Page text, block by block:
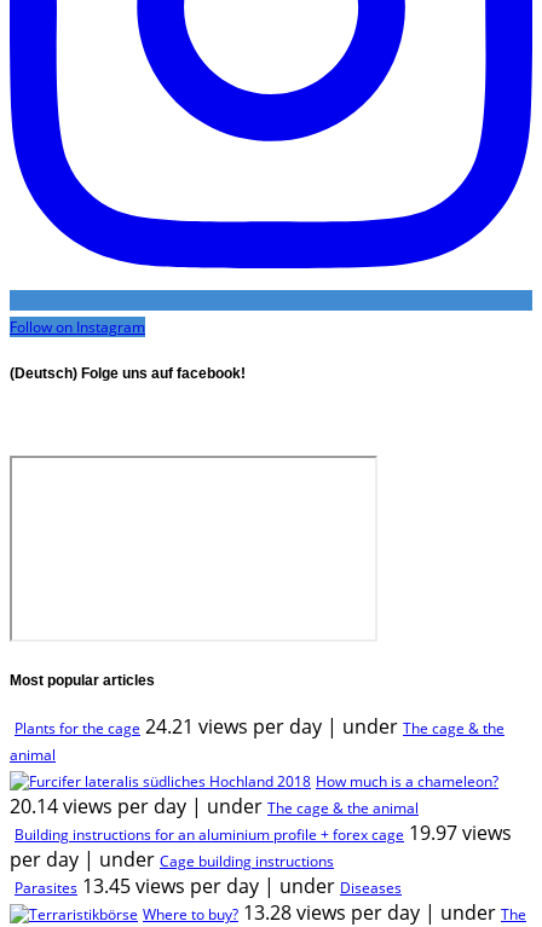
Follow on Instagram
(Deutsch) Folge uns auf facebook!
Most popular articles
Plants for the cage 24.21 views per day | under The cage & the
animal
How much is a chameleon?
20.14 views per day | under The cage & the animal
Building instructions for an aluminium profile + forex cage 19.97 views
per day | under Cage building instructions
Parasites 13.45 views per day | under Diseases
Where to buy? 13.28 views per day | under The